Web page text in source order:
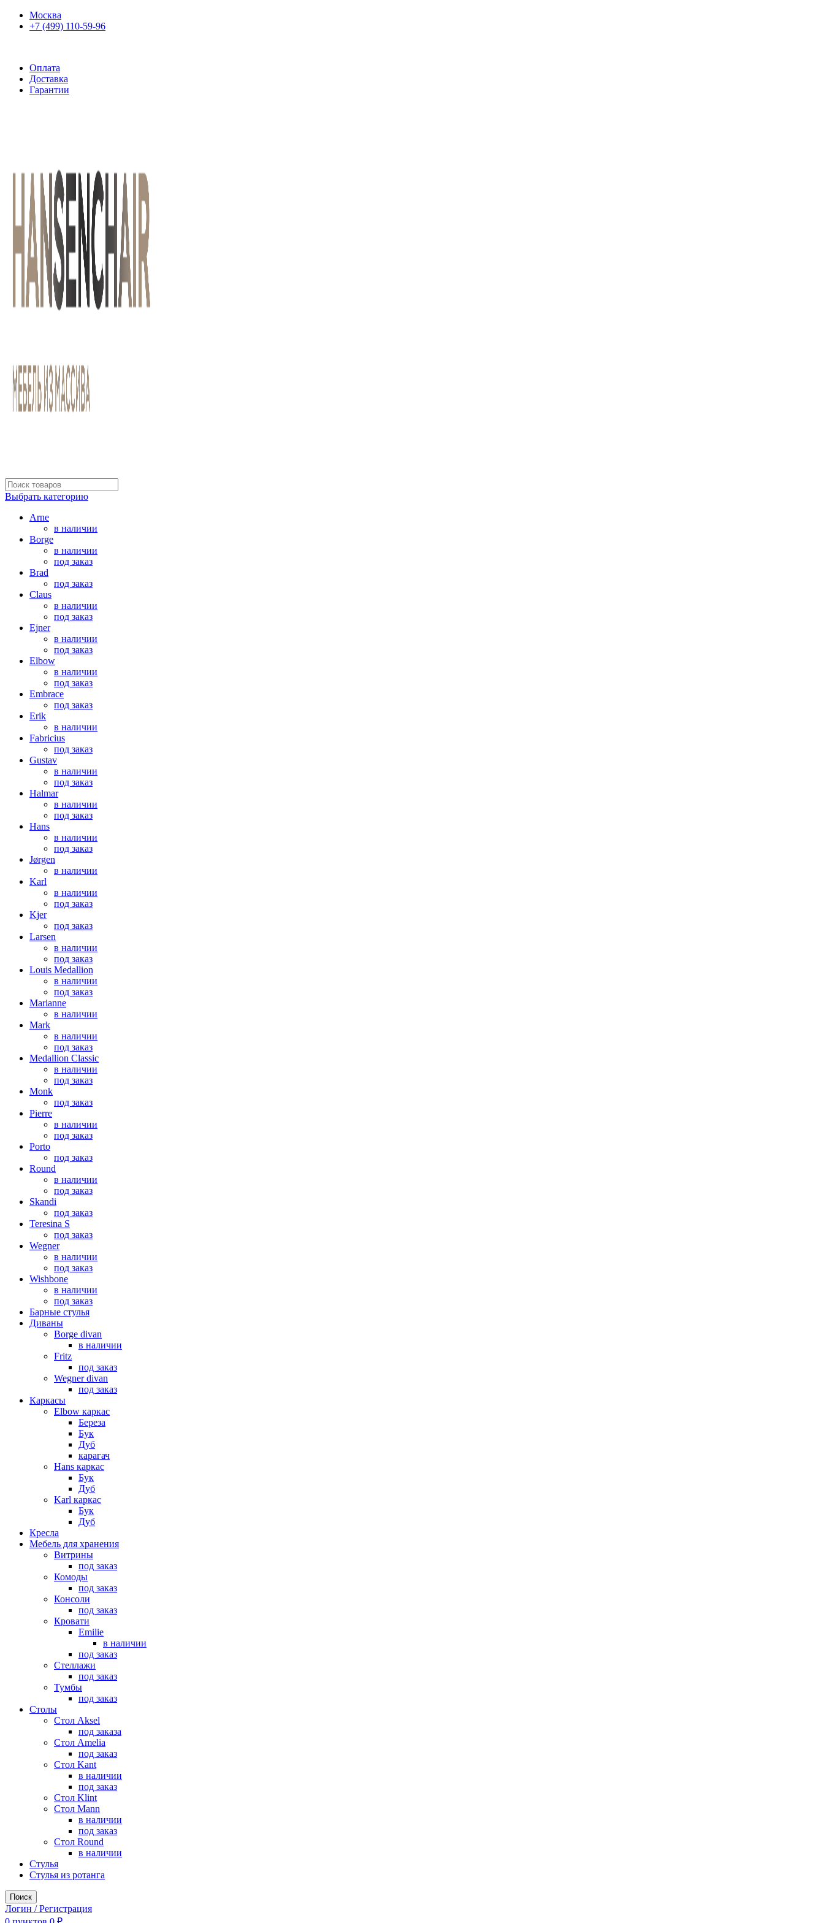
Москва
+7 (499) 110-59-96
Оплата
Доставка
Гарантии
Выбрать категорию
Arne
в наличии
Borge
в наличии
под заказ
Brad
под заказ
Claus
в наличии
под заказ
Ejner
в наличии
под заказ
Elbow
в наличии
под заказ
Embrace
под заказ
Erik
в наличии
Fabricius
под заказ
Gustav
в наличии
под заказ
Halmar
в наличии
под заказ
Hans
в наличии
под заказ
Jørgen
в наличии
Karl
в наличии
под заказ
Kjer
под заказ
Larsen
в наличии
под заказ
Louis Medallion
в наличии
под заказ
Marianne
в наличии
Mark
в наличии
под заказ
Medallion Classic
в наличии
под заказ
Monk
под заказ
Pierre
в наличии
под заказ
Porto
под заказ
Round
в наличии
под заказ
Skandi
под заказ
Teresina S
под заказ
Wegner
в наличии
под заказ
Wishbone
в наличии
под заказ
Барные стулья
Диваны
Borge divan
в наличии
Fritz
под заказ
Wegner divan
под заказ
Каркасы
Elbow каркас
Береза
Бук
Дуб
карагач
Hans каркас
Бук
Дуб
Karl каркас
Бук
Дуб
Кресла
Мебель для хранения
Витрины
под заказ
Комоды
под заказ
Консоли
под заказ
Кровати
Emilie
в наличии
под заказ
Стеллажи
под заказ
Тумбы
под заказ
Столы
Стол Aksel
под заказа
Стол Amelia
под заказ
Стол Kant
в наличии
под заказ
Стол Klint
Стол Mann
в наличии
под заказ
Стол Round
в наличии
Стулья
Стулья из ротанга
Поиск
Логин / Регистрация